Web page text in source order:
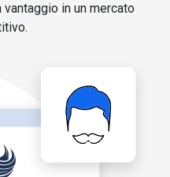
in un mercato